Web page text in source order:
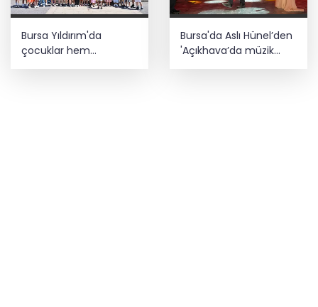
Bursa Yıldırım'da
çocuklar hem
Bursa'da Aslı Hünel’den
'Açıkhava’da müzik